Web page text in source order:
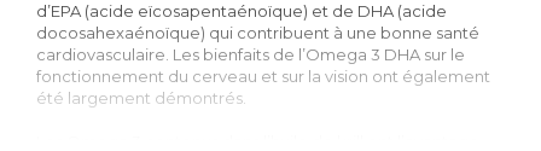
d’EPA (acide eïcosapentaénoïque) et de DHA (acide
docosahexaénoïque) qui contribuent à une bonne santé
cardiovasculaire. Les bienfaits de l’Omega 3 DHA sur le
fonctionnement du cerveau et sur la vision ont également
été largement démontrés.